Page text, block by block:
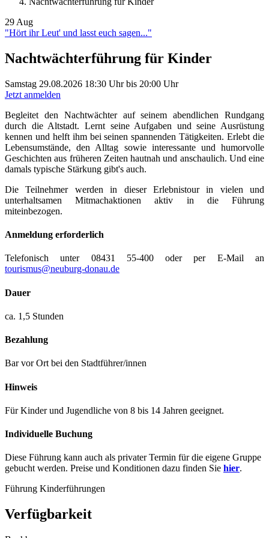
29 Aug
"Hört ihr Leut' und lasst euch sagen..."
Nachtwächterführung für Kinder
Samstag 29.08.2026 18:30 Uhrbis 20:00 Uhr
Jetzt anmelden
Begleitet den Nachtwächter auf seinem abendlichen Rundgang
durch die Altstadt. Lernt seine Aufgaben und seine Ausrüstung
kennen und helft ihm bei seinen spannenden Tätigkeiten. Erlebt die
Lebensumstände, den Alltag sowie interessante und humorvolle
Geschichten aus früheren Zeiten hautnah und anschaulich. Und eine
damals typische Stärkung gibt's auch.
Die Teilnehmer werden in dieser Erlebnistour in vielen und
unterhaltsamen Mitmachaktionen aktiv in die Führung
miteinbezogen.
Anmeldung erforderlich
Telefonisch unter 08431 55-400 oder per E-Mail an
tourismus@neuburg-donau.de
Dauer
ca. 1,5 Stunden
Bezahlung
Bar vor Ort bei den Stadtführer/innen
Hinweis
Für Kinder und Jugendliche von 8 bis 14 Jahren geeignet.
Individuelle Buchung
Diese Führung kann auch als privater Termin für die eigene Gruppe
gebucht werden. Preise und Konditionen dazu finden Sie hier.
Führung Kinderführungen
Verfügbarkeit